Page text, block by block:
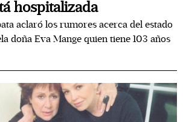
hospitalizada
aclaró los rumores acerca del estado
doña Eva Mange quien tiene 103 años